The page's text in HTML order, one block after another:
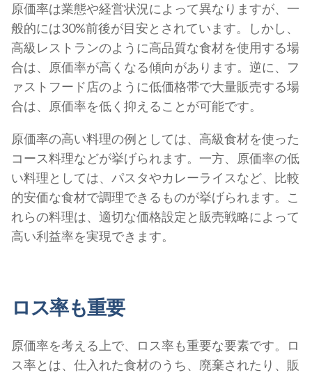
原価率は業態や経営状況によって異なりますが、一
般的には30%前後が目安とされています。しかし、
高級レストランのように高品質な食材を使用する場
合は、原価率が高くなる傾向があります。逆に、フ
ァストフード店のように低価格帯で大量販売する場
合は、原価率を低く抑えることが可能です。
原価率の高い料理の例としては、高級食材を使った
コース料理などが挙げられます。一方、原価率の低
い料理としては、パスタやカレーライスなど、比較
的安価な食材で調理できるものが挙げられます。こ
れらの料理は、適切な価格設定と販売戦略によって
高い利益率を実現できます。
ロス率も重要
原価率を考える上で、ロス率も重要な要素です。ロ
ス率とは、仕入れた食材のうち、廃棄されたり、販